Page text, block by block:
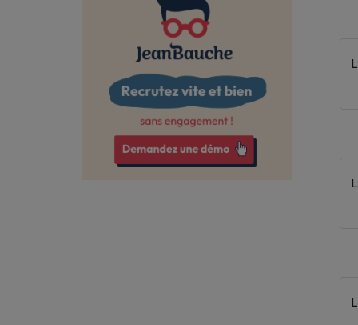
Deux-Sèvres
Dordogne
Doubs
Essonne
Eure